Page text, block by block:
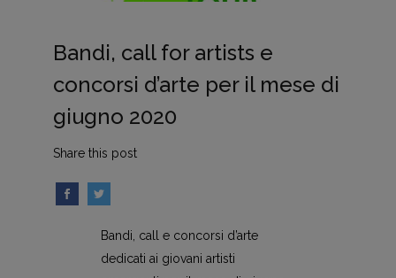
Bandi, call for artists e
concorsi d’arte per il mese di
giugno 2020
Share this post
Bandi, call e concorsi d’arte
dedicati ai giovani artisti